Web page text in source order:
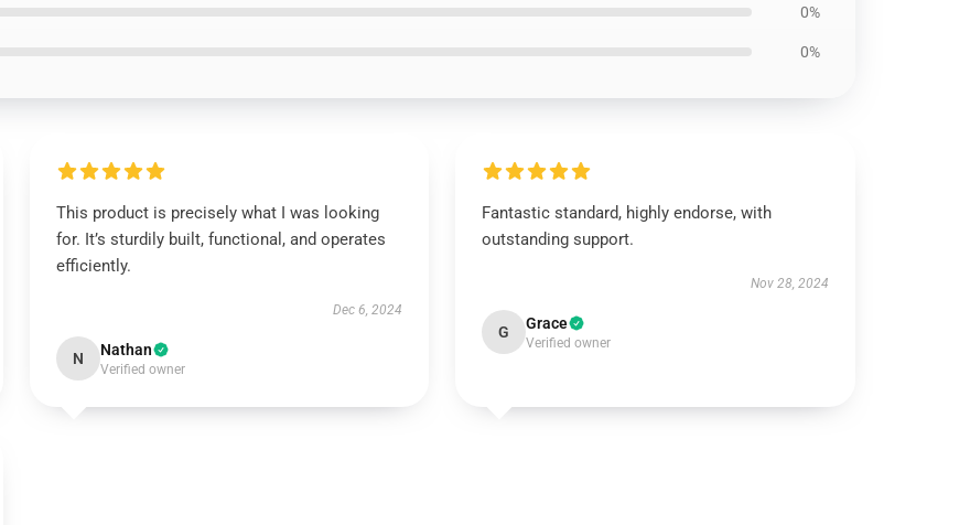
0%
0%
This product is precisely what I was looking
for. It’s sturdily built, functional, and operates
efficiently.
Dec 6, 2024
N Nathan
Verified owner
Fantastic standard, highly endorse, with
outstanding support.
Nov 28, 2024
G Grace
Verified owner